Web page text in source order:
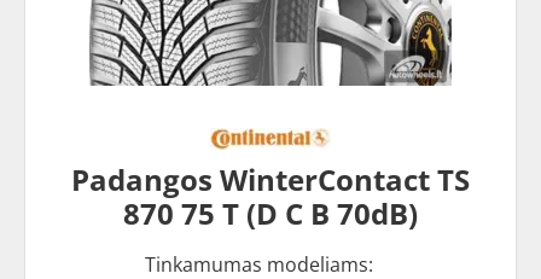
Padangos WinterContact TS
870 75 T (D C B 70dB)
Tinkamumas modeliams: